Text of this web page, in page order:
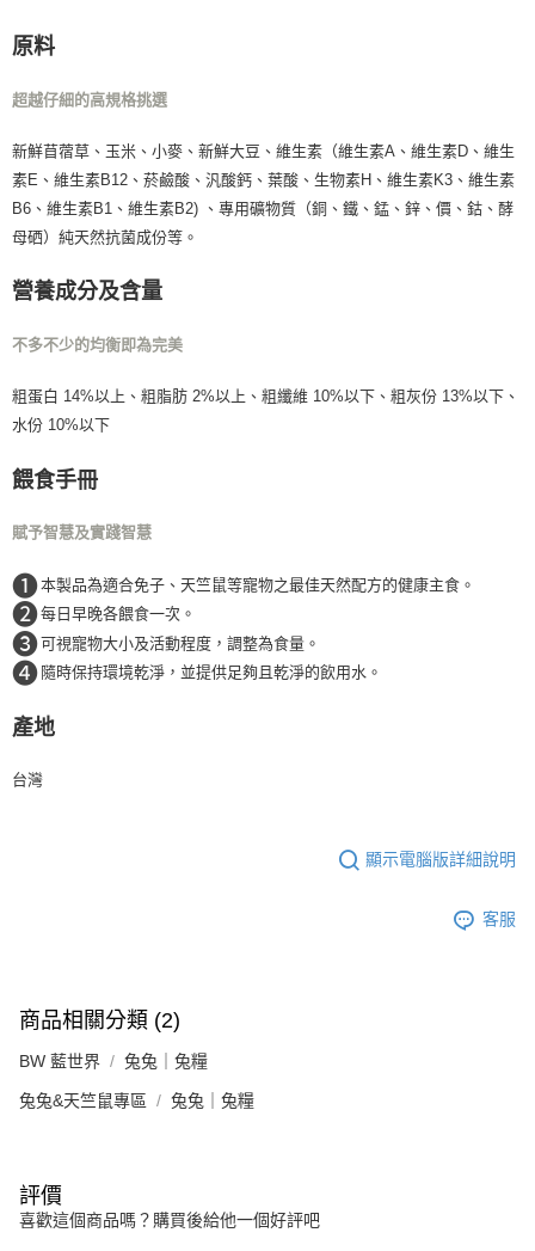
原料
超越仔細的高規格挑選
新鮮苜蓿草、玉米、小麥、新鮮大豆、維生素（維生素A、維生素D、維生
素E、維生素B12、菸鹼酸、汎酸鈣、葉酸、生物素H、維生素K3、維生素
B6、維生素B1、維生素B2) 、專用礦物質（銅、鐵、錳、鋅、價、鈷、酵
母硒）純天然抗菌成份等。
營養成分及含量
不多不少的均衡即為完美
粗蛋白 14%以上、粗脂肪 2%以上、粗纖維 10%以下、粗灰份 13%以下、
水份 10%以下
餵食手冊
賦予智慧及實踐智慧
❶本製品為適合免子、天竺鼠等寵物之最佳天然配方的健康主食。
❷每日早晚各餵食一次。
❸可視寵物大小及活動程度，調整為食量。
❹ 隨時保持環境乾淨，並提供足夠且乾淨的飲用水。
產地
台灣
顯示電腦版詳細說明
客服
商品相關分類 (2)
BW 藍世界 兔兔｜兔糧
兔兔&天竺鼠專區 兔兔｜兔糧
評價
喜歡這個商品嗎？購買後給他一個好評吧